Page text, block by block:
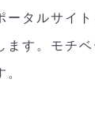
ータルサイ
ます。モチ